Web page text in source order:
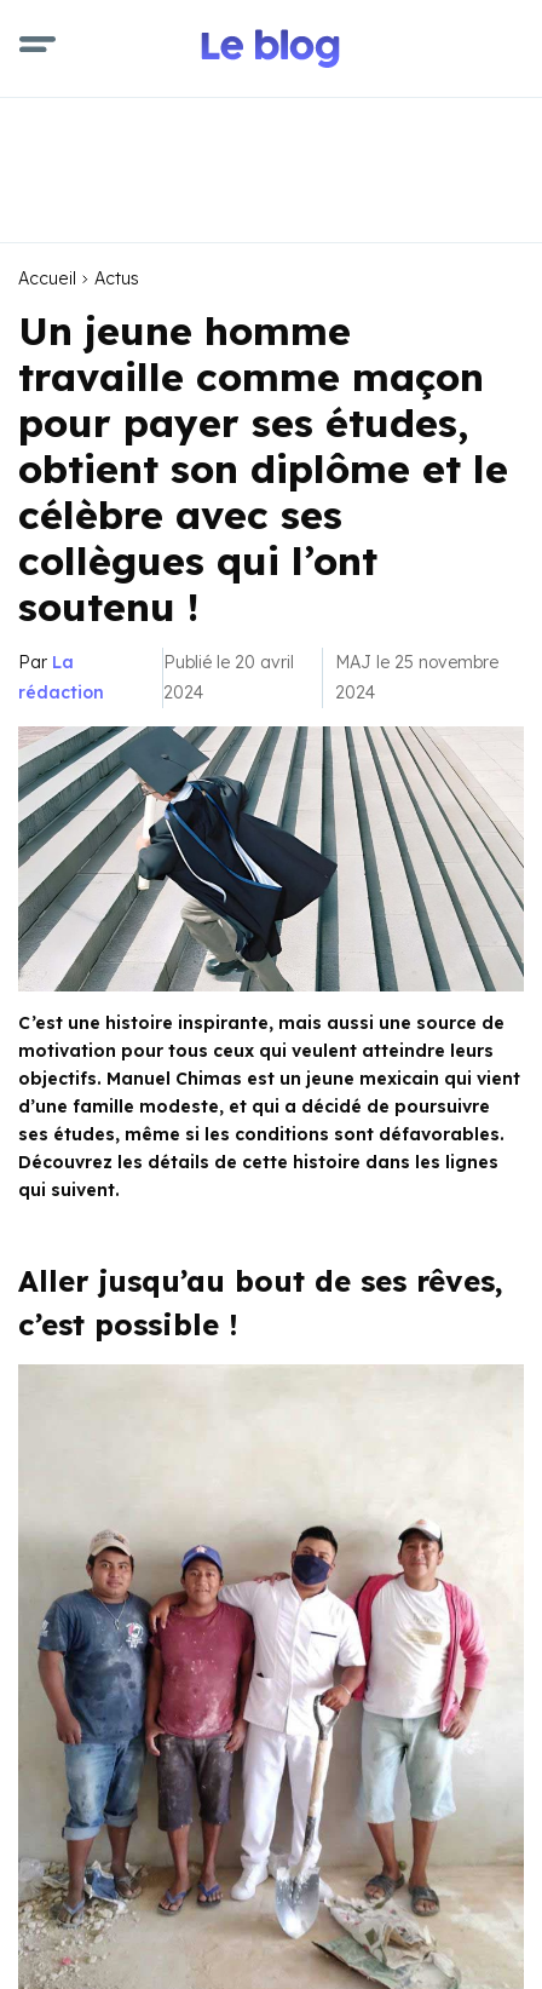
Accueil Actus
Un jeune homme
travaille comme maçon
pour payer ses études,
obtient son diplôme et le
célèbre avec ses
collègues qui l’ont
soutenu !
Par La
rédaction
Publié le 20 avril
2024
MAJ le 25 novembre
2024
C’est une histoire inspirante, mais aussi une source de
motivation pour tous ceux qui veulent atteindre leurs
objectifs. Manuel Chimas est un jeune mexicain qui vient
d’une famille modeste, et qui a décidé de poursuivre
ses études, même si les conditions sont défavorables.
Découvrez les détails de cette histoire dans les lignes
qui suivent.
Aller jusqu’au bout de ses rêves,
c’est possible !